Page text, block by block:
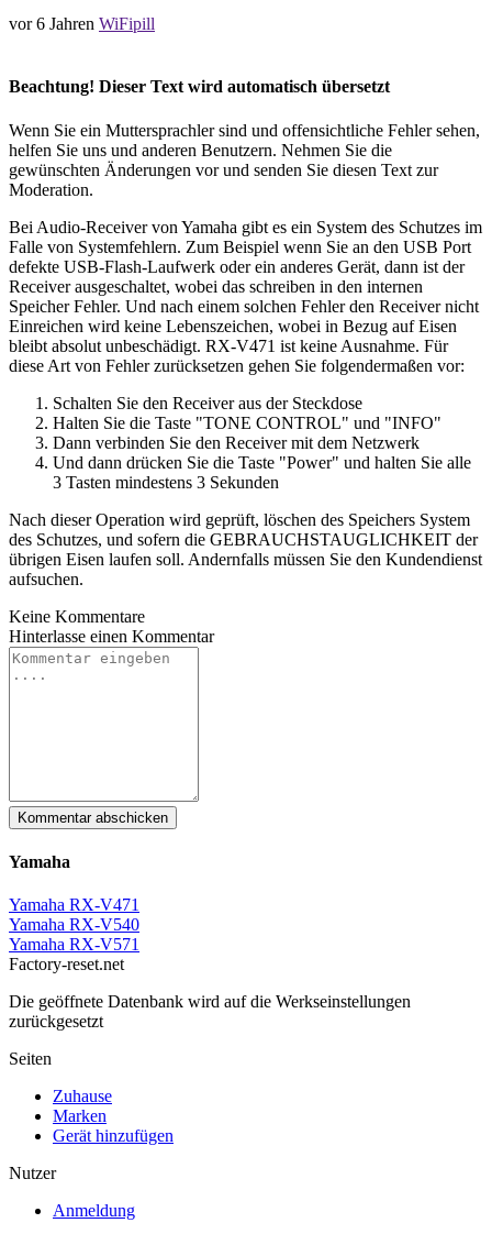
vor 6 Jahren WiFipill
Beachtung! Dieser Text wird automatisch übersetzt
Wenn Sie ein Muttersprachler sind und offensichtliche Fehler sehen,
helfen Sie uns und anderen Benutzern. Nehmen Sie die
gewünschten Änderungen vor und senden Sie diesen Text zur
Moderation.
Bei Audio-Receiver von Yamaha gibt es ein System des Schutzes im
Falle von Systemfehlern. Zum Beispiel wenn Sie an den USB Port
defekte USB-Flash-Laufwerk oder ein anderes Gerät, dann ist der
Receiver ausgeschaltet, wobei das schreiben in den internen
Speicher Fehler. Und nach einem solchen Fehler den Receiver nicht
Einreichen wird keine Lebenszeichen, wobei in Bezug auf Eisen
bleibt absolut unbeschädigt. RX-V471 ist keine Ausnahme. Für
diese Art von Fehler zurücksetzen gehen Sie folgendermaßen vor:
Schalten Sie den Receiver aus der Steckdose
Halten Sie die Taste "TONE CONTROL" und "INFO"
Dann verbinden Sie den Receiver mit dem Netzwerk
Und dann drücken Sie die Taste "Power" und halten Sie alle
3 Tasten mindestens 3 Sekunden
Nach dieser Operation wird geprüft, löschen des Speichers System
des Schutzes, und sofern die GEBRAUCHSTAUGLICHKEIT der
übrigen Eisen laufen soll. Andernfalls müssen Sie den Kundendienst
aufsuchen.
Keine Kommentare
Hinterlasse einen Kommentar
Kommentar abschicken
Yamaha
Yamaha RX-V471
Yamaha RX-V540
Yamaha RX-V571
Factory-reset.net
Die geöffnete Datenbank wird auf die Werkseinstellungen
zurückgesetzt
Seiten
Zuhause
Marken
Gerät hinzufügen
Nutzer
Anmeldung